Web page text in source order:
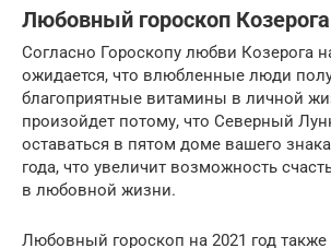
Любовный гороскоп
Согласно Гороскопу любви Козерога
ожидается, что влюбленные люди
благоприятные витамины в личной
произойдет потому, что Северный
оставаться в пятом доме вашего
года, что увеличит возможность
в любовной жизни.
Любовный гороскоп на 2021 год также